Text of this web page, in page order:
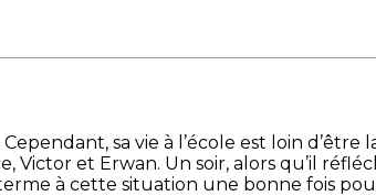
sa vie à l’école est loin
et Erwan. Un soir, alors qu’il
à cette situation une bonne fois